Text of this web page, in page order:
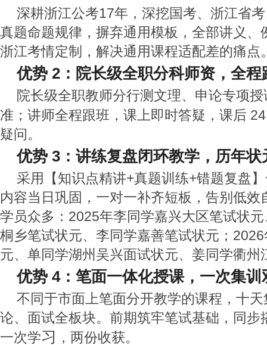
深耕浙江公考17年，深挖国考、浙江省
真题命题规律，摒弃通用模板，全部讲义、
浙江考情定制，解决通用课程适配差的痛点
优势 2：院长级全职分科师资，全程
院长级全职教师分行测文理、申论专项
准；讲师全程跟班，课上即时答疑，课后
疑问。
优势 3：讲练复盘闭环教学，历年状
采用【知识点精讲+真题训练+错题复盘
内容当日巩固，一对一补齐短板，告别低效
学员众多：2025年李同学嘉兴大区笔试状
桐乡笔试状元、李同学嘉善笔试状元；
元、单同学湖州吴兴面试状元、姜同学衢州
优势 4：笔面一体化授课，一次集训
不同于市面上笔面分开教学的课程，十
论、面试全板块。前期筑牢笔试基础，同步
一次学习 ，两份收获。